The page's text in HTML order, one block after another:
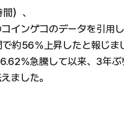
）、
インゲコのデータを引用し
約56％上昇したと報じま
％急騰して以来、3年
ました。